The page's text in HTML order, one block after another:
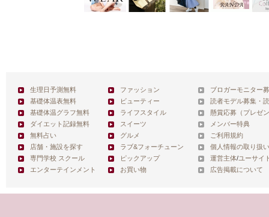
生理日予測無料
基礎体温表無料
基礎体温グラフ無料
ダイエット記録無料
無料占い
店舗・施設を探す
専門学校 スクール
エンターテインメント
ファッション
ビューティー
ライフスタイル
スイーツ
グルメ
ラブ&フォーチューン
ピックアップ
お買い物
ブロガーモニター
読者モデル募集・
懸賞応募（プレゼ
メンバー特典
ご利用規約
個人情報の取り扱
運営主体/ユーサイ
広告掲載について